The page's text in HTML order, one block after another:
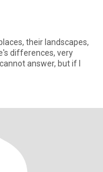
their landscapes,
differences, very
answer, but if I